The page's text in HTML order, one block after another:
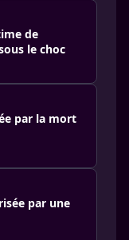
de
le choc
par la mort
par une